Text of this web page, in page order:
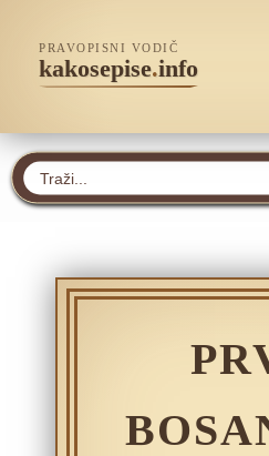
PRAVOPISNI VODIČ
kakosepise.info